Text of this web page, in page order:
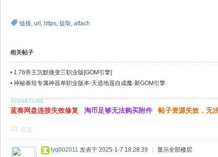
链接, url , https, 提取, attach
相关帖子
• 1.76帝王沉默微变三职业版[GOM引擎]
• 神秘泰坦专属神器单职业版本-天逍地遥自成魔-新GOM引擎
蓝奏网盘连接失效修复 淘币足够无法购买附件 帖子资源失效，无
回复
lyq002011 发表于 2025-1-7 18:28:39 显示全部楼层